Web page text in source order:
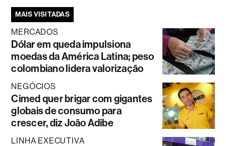
MAIS VISITADAS
MERCADOS
Dólar em queda impulsiona
moedas da América Latina; peso
colombiano lidera valorização
NEGÓCIOS
Cimed quer brigar com gigantes
globais de consumo para
crescer, diz João Adibe
LINHA EXECUTIVA